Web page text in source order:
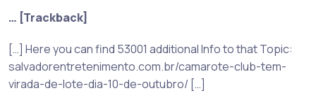
… [Trackback]
[…] Here you can find 53001 additional Info to that Topic:
salvadorentretenimento.com.br/camarote-club-tem-
virada-de-lote-dia-10-de-outubro/ […]